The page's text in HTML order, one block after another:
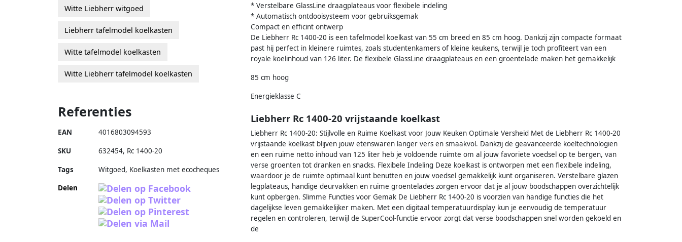
* Verstelbare GlassLine draagplateaus voor flexibele indeling
* Automatisch ontdooisysteem voor gebruiksgemak
Compact en efficint ontwerp
De Liebherr Rc 1400-20 is een tafelmodel koelkast van 55 cm breed en 85 cm hoog. Dankzij zijn compacte formaat
past hij perfect in kleinere ruimtes, zoals studentenkamers of kleine keukens, terwijl je toch profiteert van een
royale koelinhoud van 126 liter. De flexibele GlassLine draagplateaus en een groentelade maken het gemakkelijk
85 cm hoog
Energieklasse C
Liebherr Rc 1400-20 vrijstaande koelkast
Liebherr Rc 1400-20: Stijlvolle en Ruime Koelkast voor Jouw Keuken Optimale Versheid Met de Liebherr Rc 1400-20
vrijstaande koelkast blijven jouw etenswaren langer vers en smaakvol. Dankzij de geavanceerde koeltechnologien
en een ruime netto inhoud van 125 liter heb je voldoende ruimte om al jouw favoriete voedsel op te bergen, van
verse groenten tot dranken en snacks. Flexibele Indeling Deze koelkast is ontworpen met een flexibele indeling,
waardoor je de ruimte optimaal kunt benutten en jouw voedsel gemakkelijk kunt organiseren. Verstelbare glazen
legplateaus, handige deurvakken en ruime groentelades zorgen ervoor dat je al jouw boodschappen overzichtelijk
kunt opbergen. Slimme Functies voor Gemak De Liebherr Rc 1400-20 is voorzien van handige functies die het
dagelijkse leven gemakkelijker maken. Met een digitaal temperatuurdisplay kun je eenvoudig de temperatuur
regelen en controleren, terwijl de SuperCool-functie ervoor zorgt dat verse boodschappen snel worden gekoeld en
de
Witte Liebherr witgoed
Liebherr tafelmodel koelkasten
Witte tafelmodel koelkasten
Witte Liebherr tafelmodel koelkasten
Referenties
EAN 4016803094593
SKU 632454, Rc 1400-20
Tags
Witgoed, Koelkasten met ecocheques
Delen